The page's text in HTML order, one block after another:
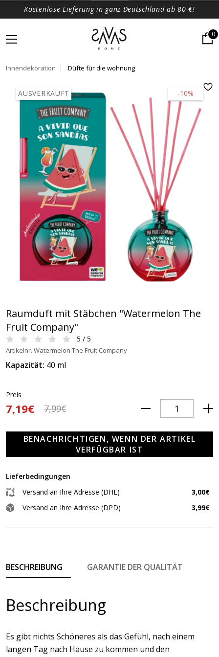
Kostenlose Lieferung in ganz Deutschland ab 80 €!
0
Innendekoration Düfte für die wohnung
-10%
AUSVERKAUFT
Raumduft mit Stäbchen "Watermelon The
Fruit Company"
5 / 5
Artikelnr. Watermelon The Fruit Company
Kapazität: 40 ml
Preis
7,19€ 7,99€
BENACHRICHTIGEN, WENN DER ARTIKEL
VERFÜGBAR IST
Lieferbedingungen
Versand an Ihre Adresse (DHL)
3,00€
Versand an Ihre Adresse (DPD)
3,99€
BESCHREIBUNG GARANTIE DER QUALITÄT
Beschreibung
Es gibt nichts Schöneres als das Gefühl, nach einem
langen Tag nach Hause zu kommen und den